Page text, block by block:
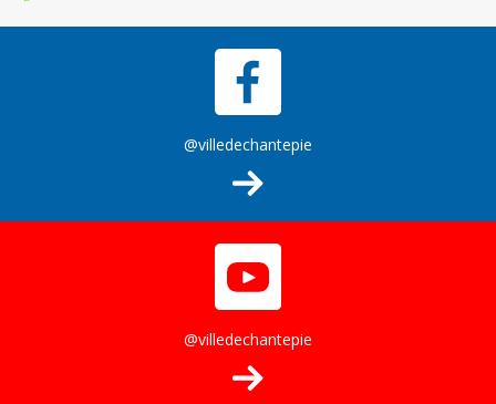
@villedechantepie
@villedechantepie